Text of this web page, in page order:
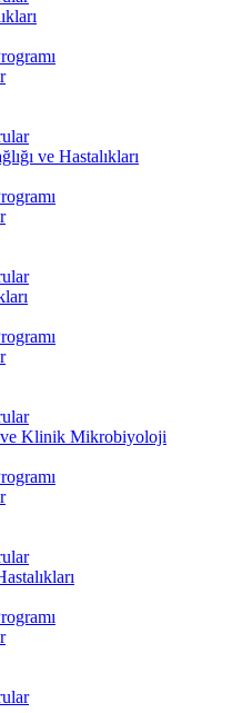
ve Hastalıkları
ve Klinik Mikrobiyoloji